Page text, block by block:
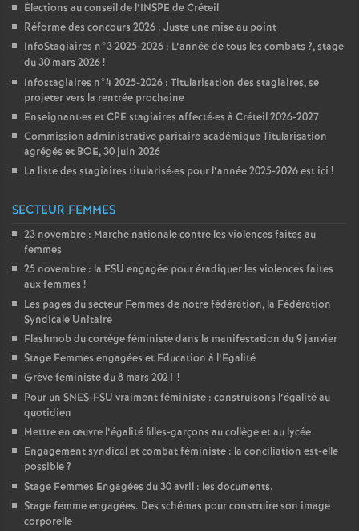
Élections au conseil de l’INSPE de Créteil
Réforme des concours 2026 : Juste une mise au point
InfoStagiaires n°3 2025-2026 : L’année de tous les combats ?, stage
du 30 mars 2026!
Infostagiaires n°4 2025-2026 : Titularisation des stagiaires, se
projeter vers la rentrée prochaine
Enseignant·es etCPE stagiaires affecté·es à Créteil 2026-2027
Commission administrative paritaire académique Titularisation
agrégés et BOE, 30 juin 2026
La liste des stagiaires titularisé·es pour l’année 2025-2026 est ici !
SECTEUR FEMMES
23 novembre : Marche nationale contre les violences faites au
femmes
25 novembre : la FSU engagée pour éradiquer les violences faites
aux femmes !
Les pages du secteur Femmes de notre fédération, la Fédération
Syndicale Unitaire
Flashmob du cortège féministe dans la manifestation du 9 janvier
Stage Femmes engagées et Education à l’Egalité
Grève féministe du 8 mars 2021 !
Pour un SNES-FSU vraiment féministe : construisons l’égalité au
quotidien
Mettre en œuvre l’égalité filles-garçons au collège et au lycée
Engagement syndical et combat féministe : la conciliation est-elle
possible?
Stage Femmes Engagées du 30 avril : les documents.
Stage femme engagées. Des schémas pour construire son image
corporelle